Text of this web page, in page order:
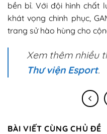
bền bỉ. Với đội hình chất
khát vọng chinh phục,
trang sử hào hùng cho
Xem thêm nhiều
Thư viện Esport.
BÀI VIẾT CÙNG CHỦ ĐỀ